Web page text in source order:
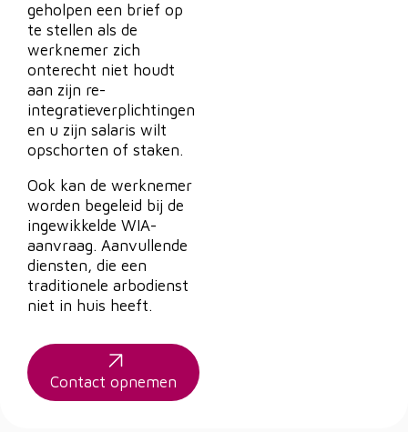
geholpen een brief op
te stellen als de
werknemer zich
onterecht niet houdt
aan zijn re-
integratieverplichtingen
en u zijn salaris wilt
opschorten of staken.
Ook kan de werknemer
worden begeleid bij de
ingewikkelde WIA-
aanvraag. Aanvullende
diensten, die een
traditionele arbodienst
niet in huis heeft.
Contact opnemen